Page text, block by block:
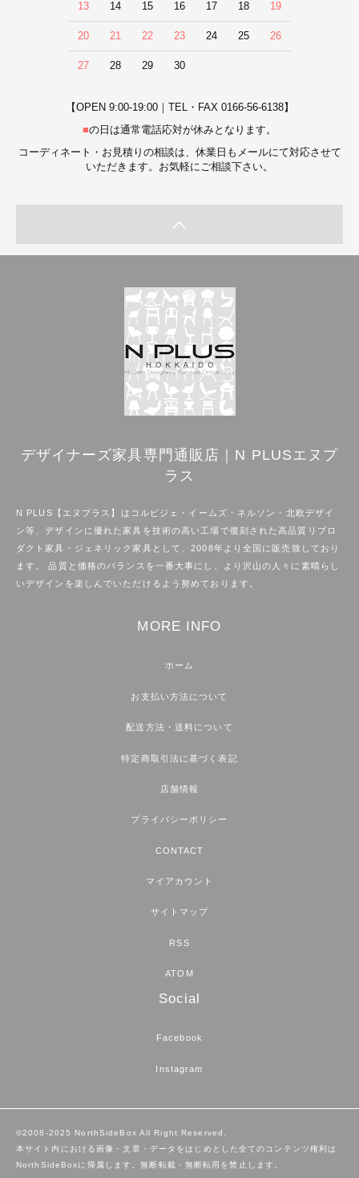
13 14 15 16 17 18 19
20 21 22 23 24 25 26
27 28 29 30
【OPEN 9:00-19:00｜TEL・FAX 0166-56-6138】
■の日は通常電話応対が休みとなります。
コーディネート・お見積りの相談は、休業日もメールにて対応させて
いただきます。お気軽にご相談下さい。
デザイナーズ家具専門通販店｜N PLUSエヌプ
ラス
N PLUS【エヌプラス】はコルビジェ・イームズ・ネルソン・北欧デザイ
ン等、デザインに優れた家具を技術の高い工場で復刻された高品質リプロ
ダクト家具・ジェネリック家具として、2008年より全国に販売致しており
ます。 品質と価格のバランスを一番大事にし、より沢山の人々に素晴らし
いデザインを楽しんでいただけるよう努めております。
MORE INFO
ホーム
お支払い方法について
配送方法・送料について
特定商取引法に基づく表記
店舗情報
プライバシーポリシー
CONTACT
マイアカウント
サイトマップ
RSS
ATOM
Social
Facebook
Instagram
©2008-2025 NorthSideBox All Right Reserved.
本サイト内における画像・文章・データをはじめとした全てのコンテンツ権利は
NorthSideBoxに帰属します。無断転載・無断転用を禁止します。